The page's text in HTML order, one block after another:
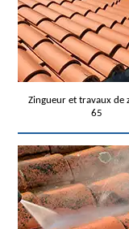
Zingueur et travaux de
65